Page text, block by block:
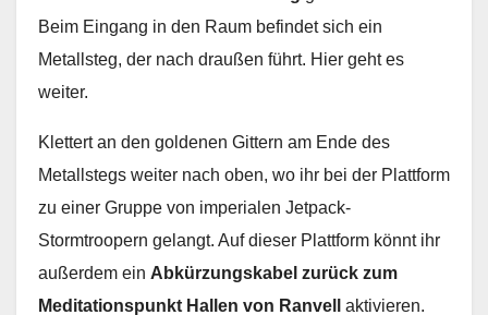
Beim Eingang in den Raum befindet sich ein
Metallsteg, der nach draußen führt. Hier geht es
weiter.
Klettert an den goldenen Gittern am Ende des
Metallstegs weiter nach oben, wo ihr bei der Plattform
zu einer Gruppe von imperialen Jetpack-
Stormtroopern gelangt. Auf dieser Plattform könnt ihr
außerdem ein Abkürzungskabel zurück zum
Meditationspunkt Hallen von Ranvell aktivieren.